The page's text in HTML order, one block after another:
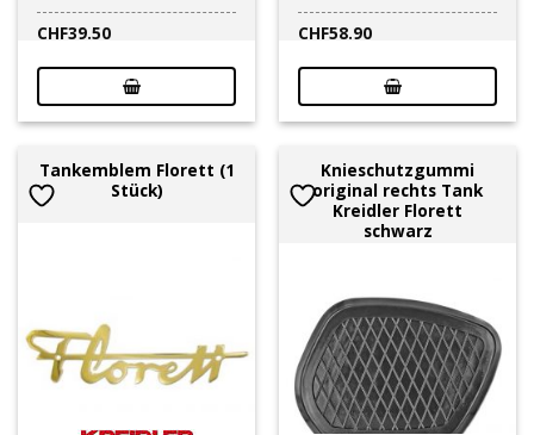
CHF39.50
CHF58.90
Tankemblem Florett (1
Stück)
Knieschutzgummi
original rechts Tank
Kreidler Florett
schwarz